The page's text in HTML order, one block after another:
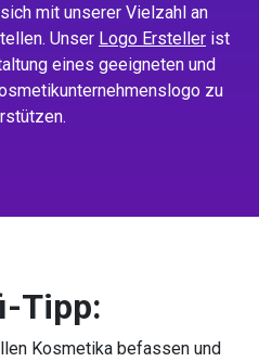
mit unserer Vielzahl an
Unser Logo Ersteller ist
eines geeigneten und
zu
Tipp:
Kosmetika befassen und